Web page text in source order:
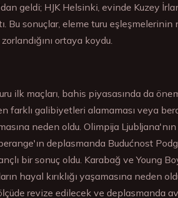
geldi; HJK Helsinki, evinde Kuzey
Bu sonuçlar, eleme turu
ortaya koydu.
ilk maçları, bahis piyasasında da
farklı galibiyetleri alamaması veya
neden oldu. Olimpija
deplasmanda Budućnost
bir sonuç oldu. Karabağ ve Young
hayal kırıklığı yaşamasına neden
revize edilecek ve deplasmanda